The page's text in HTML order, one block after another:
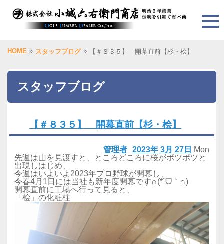
HOME » スタッフブログ » 【＃８３５】 開幕直前【杉・桧】
スタッフブログ
【＃８３５】 開幕直前【杉・桧】
2023年 3月 27日 Mon
管理者
先週は山を見渡すと、ところどころに桜がポツポツと
出現しはじめ、
今週はいよいよ2023年プロ野球が開幕し、
今春4月1日には当社も新年度開幕です∩(*´ᗜ｀∩)
開幕直前に工場へ行って見ると、
「桧」の化粧柱